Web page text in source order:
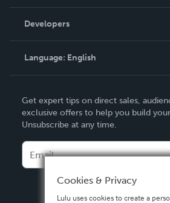
Podcast
Order Lookup
Knowledge Base
Contact Support
Developers
Language: English
Deutsch
Français
Español
Get expert tips on direct sales,
exclusive offers to help you build your
Unsubscribe at any time.
Cookies & Privacy
Lulu uses cookies to create a